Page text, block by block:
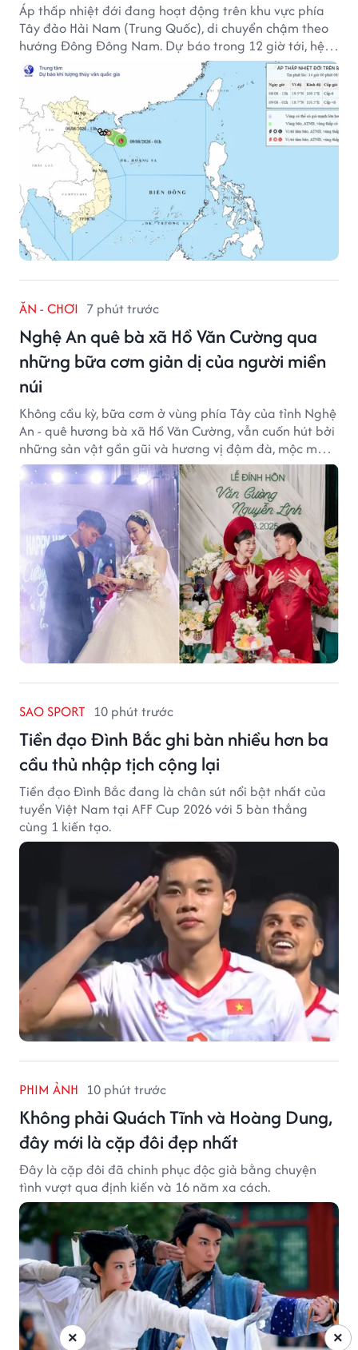
Áp thấp nhiệt đới đang hoạt động trên khu vực phía
Tây đảo Hải Nam (Trung Quốc), di chuyển chậm theo
hướng Đông Đông Nam. Dự báo trong 12 giờ tới, hệ
thống này suy yếu dần thành vùng áp thấp.
ĂN - CHƠI 7 phút trước
Nghệ An quê bà xã Hồ Văn Cường qua
những bữa cơm giản dị của người miền
núi
Không cầu kỳ, bữa cơm ở vùng phía Tây của tỉnh Nghệ
An - quê hương bà xã Hồ Văn Cường, vẫn cuốn hút bởi
những sản vật gần gũi và hương vị đậm đà, mộc mạc
của núi rừng.
SAO SPORT 10 phút trước
Tiền đạo Đình Bắc ghi bàn nhiều hơn ba
cầu thủ nhập tịch cộng lại
Tiền đạo Đình Bắc đang là chân sút nổi bật nhất của
tuyển Việt Nam tại AFF Cup 2026 với 5 bàn thắng
cùng 1 kiến tạo.
PHIM ẢNH 10 phút trước
Không phải Quách Tĩnh và Hoàng Dung,
đây mới là cặp đôi đẹp nhất
Đây là cặp đôi đã chinh phục độc giả bằng chuyện
tình vượt qua định kiến và 16 năm xa cách.
×
×